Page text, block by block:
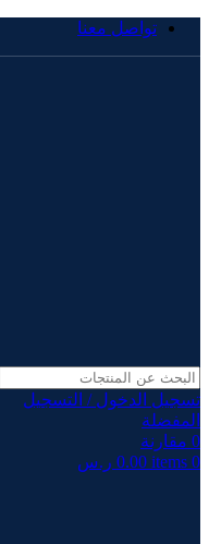
تواصل معنا
تسجيل الدخول / التسجيل
المفضلة
0 مقارنة
0
items
0.00 ر.س